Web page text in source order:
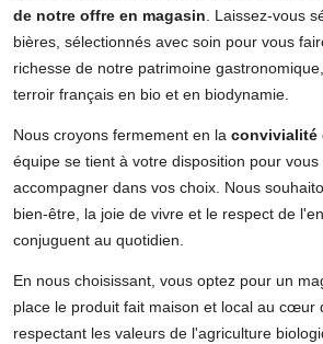
de notre offre en magasin. Laissez-vous
bières, sélectionnés avec soin pour vous
richesse de notre patrimoine
terroir français en bio et en biodynamie.
Nous croyons fermement en la convivialité
équipe se tient à votre disposition pour
accompagner dans vos choix. Nous
bien-être, la joie de vivre et le respect de
conjuguent au quotidien.
En nous choisissant, vous optez pour un
place le produit fait maison et local au cœur
respectant les valeurs de l'agriculture